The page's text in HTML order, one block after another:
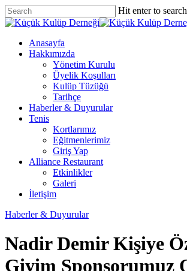
Skip
to
content
Hit enter to
Close
Menu
Anasayfa
Hakkımızda
Yönetim Kurulu
Üyelik Koşulları
Kulüp Tüzüğü
Tarihçe
Haberler & Duyurular
Tenis
Kortlarımız
Eğitmenlerimiz
Giriş Yap
Alliance Restaurant
Etkinlikler
Galeri
İletişim
Haberler & Duyurular
Nadir Demir Kişiye
Giyim Sponsorumuz